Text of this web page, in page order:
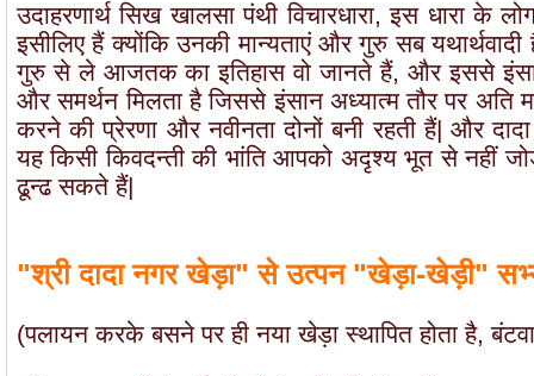
उदाहरणार्थ सिख खालसा पंथी विचारधारा, इस धारा के
इसीलिए हैं क्योंकि उनकी मान्यताएं और गुरु सब
गुरु से ले आजतक का इतिहास वो जानते हैं, और इससे
और समर्थन मिलता है जिससे इंसान अध्यात्म तौर पर अति
करने की प्रेरणा और नवीनता दोनों बनी रहती हैं| और
यह किसी किवदन्ती की भांति आपको अदृश्य भूत से नहीं
ढून्ढ सकते हैं|
"श्री दादा नगर खेड़ा" से उत्पन "खेड़ा-खेड़ी"
(पलायन करके बसने पर ही नया खेड़ा स्थापित होता है,